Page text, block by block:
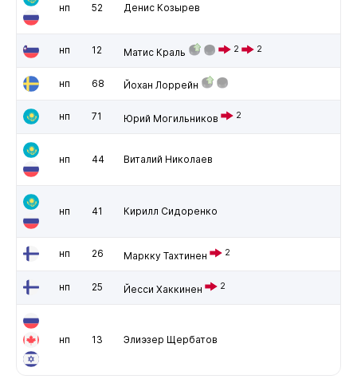
нп 52 Денис Козырев
нп 12 Матис Краль 2 2
нп 68 Йохан Лоррейн
нп 71 Юрий Могильников 2
нп 44 Виталий Николаев
нп 41 Кирилл Сидоренко
нп 26 Маркку Тахтинен 2
нп 25 Йесси Хаккинен 2
нп 13 Элиэзер Щербатов